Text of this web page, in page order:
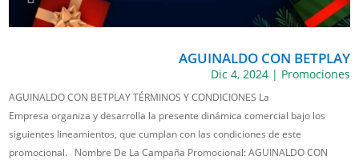
AGUINALDO CON BETPLAY
Dic 4, 2024| Promociones
AGUINALDO CON BETPLAY TÉRMINOS Y CONDICIONES La
Empresa organiza y desarrolla la presente dinámica comercial bajo los
siguientes lineamientos, que cumplan con las condiciones de este
promocional. Nombre De La Campaña Promocional: AGUINALDO CON